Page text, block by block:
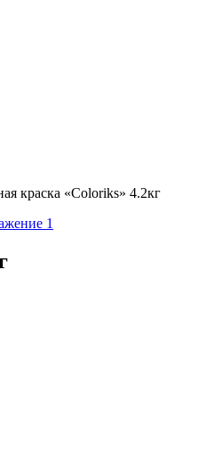
краска «Coloriks» 4.2кг